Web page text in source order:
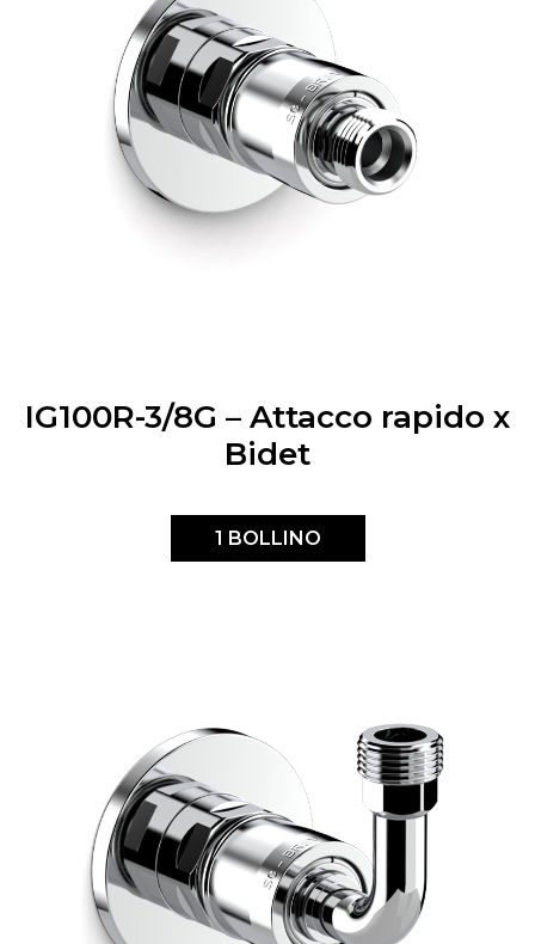
IG100R-3/8G – Attacco rapido x
Bidet
1 BOLLINO